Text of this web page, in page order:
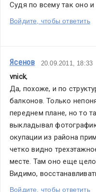
Судя по всему так оно и
Войдите, чтобы ответить
Ясенов 20.09.2011, 18:33
vnick,
Да, похоже, и по
балконов. Только
переднем плане, но то
выкладывал
окупации из района
четко видно
месте. Там оно еще
Видимо,
Войдите, чтобы ответить